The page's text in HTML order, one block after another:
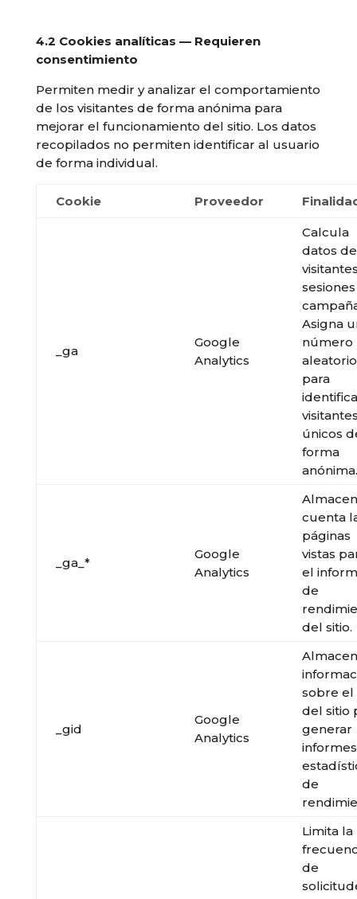
4.2 Cookies analíticas — Requieren
consentimiento
Permiten medir y analizar el comportamiento
de los visitantes de forma anónima para
mejorar el funcionamiento del sitio. Los datos
recopilados no permiten identificar al usuario
de forma individual.
Cookie Proveedor
_ga
Google
Analytics
Calcula
datos de
sesiones
Asigna
número
aleatorio
para
únicos
forma
anónima.
_ga_*
Google
Analytics
cuenta
páginas
vistas
el
de
del sitio.
_gid
Google
Analytics
sobre el
del sitio
generar
informes
de
Limita la
de